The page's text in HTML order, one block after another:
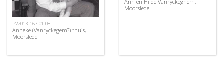
PV2013_167-01-08
Anneke (Vanryckegem?) thuis,
Moorslede
Ann en Hilde Vanryckeghem,
Moorslede